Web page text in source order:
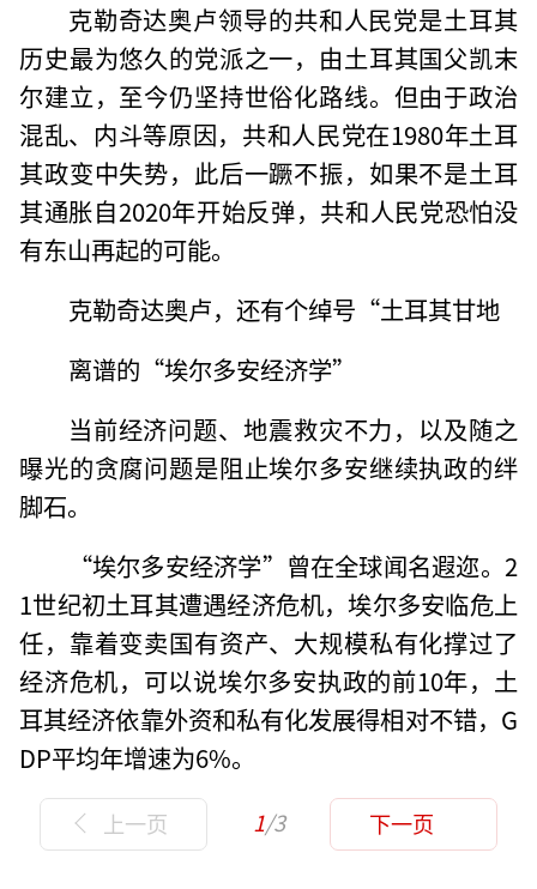
克勒奇达奥卢领导的共和人民党是土耳其
历史最为悠久的党派之一，由土耳其国父凯末
尔建立，至今仍坚持世俗化路线。但由于政治
混乱、内斗等原因，共和人民党在1980年土耳
其政变中失势，此后一蹶不振，如果不是土耳
其通胀自2020年开始反弹，共和人民党恐怕没
有东山再起的可能。
克勒奇达奥卢，还有个绰号“土耳其甘地
离谱的“埃尔多安经济学”
当前经济问题、地震救灾不力，以及随之
曝光的贪腐问题是阻止埃尔多安继续执政的绊
脚石。
“埃尔多安经济学”曾在全球闻名遐迩。2
1世纪初土耳其遭遇经济危机，埃尔多安临危上
任，靠着变卖国有资产、大规模私有化撑过了
经济危机，可以说埃尔多安执政的前10年，土
耳其经济依靠外资和私有化发展得相对不错，G
DP平均年增速为6%。
上一页 1/3 下一页